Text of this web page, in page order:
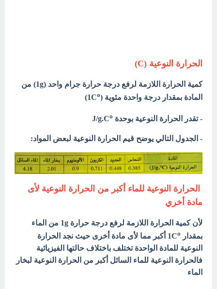
الحرارة النوعية (C)
كمية الحرارة اللازمة لرفع درجة حرارة جرام واحد (1g) من
المادة بمقدار درجة واحدة مئوية (1Co
)
- تقدر الحرارة النوعية بوحدة J/g.C o
- الجدول التالي يوضح قيم الحرارة النوعية لبعض المواد:
الحرارة النوعية للماء أكبر من الحرارة النوعية لأى
مادة أخري
لأن كمية الحرارة اللازمة لرفع درجة حرارة 1g من الماء
بمقدار 1C
o أكبر مما لأى مادة أخرى حيث نجد الحرارة
النوعية للمادة الواحدة تختلف باختلاف حالتها الفيزيائية
فالحرارة النوعية للماء السائل أكبر من الحرارة النوعية لبخار
الماء